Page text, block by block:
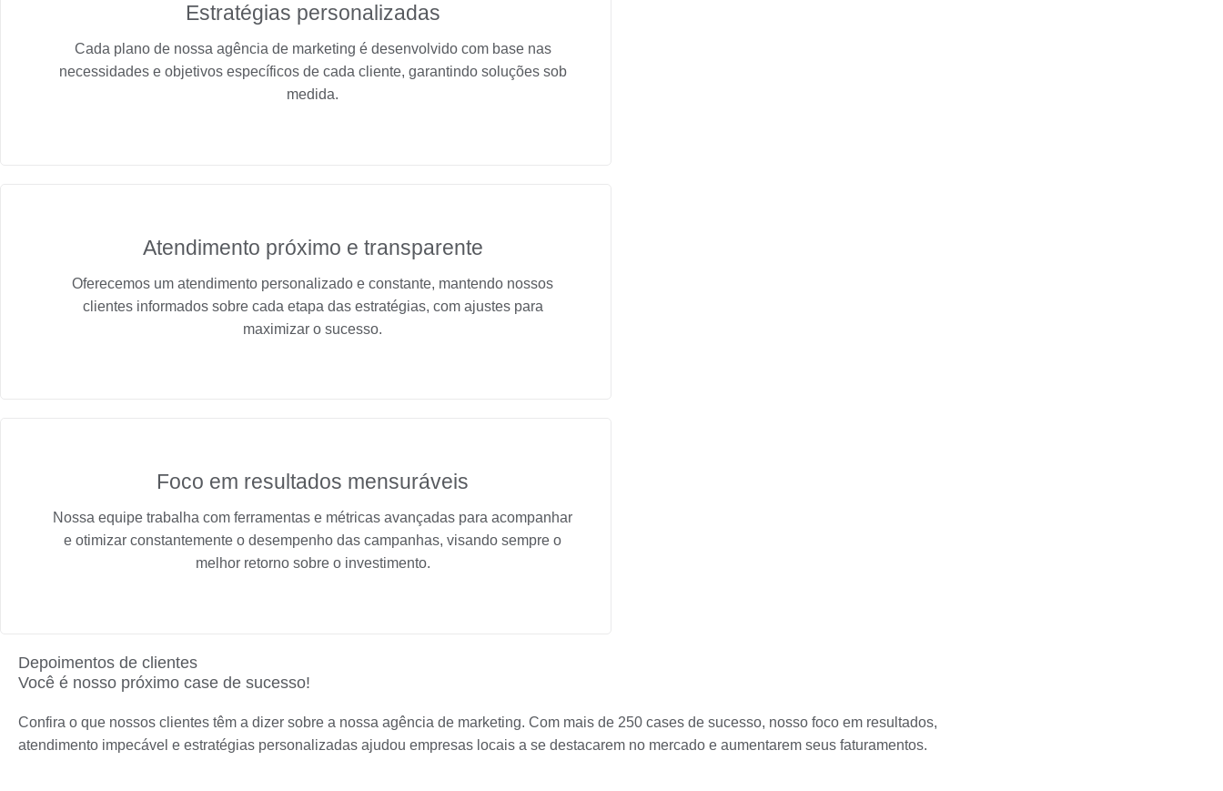
Estratégias personalizadas
Cada plano de nossa agência de marketing é desenvolvido com base nas
necessidades e objetivos específicos de cada cliente, garantindo soluções sob
medida.
Atendimento próximo e transparente
Oferecemos um atendimento personalizado e constante, mantendo nossos
clientes informados sobre cada etapa das estratégias, com ajustes para
maximizar o sucesso.
Foco em resultados mensuráveis
Nossa equipe trabalha com ferramentas e métricas avançadas para acompanhar
e otimizar constantemente o desempenho das campanhas, visando sempre o
melhor retorno sobre o investimento.
Depoimentos de clientes
Você é nosso próximo case de sucesso!
Confira o que nossos clientes têm a dizer sobre a nossa agência de marketing. Com mais de 250 cases de sucesso, nosso foco em resultados,
atendimento impecável e estratégias personalizadas ajudou empresas locais a se destacarem no mercado e aumentarem seus faturamentos.